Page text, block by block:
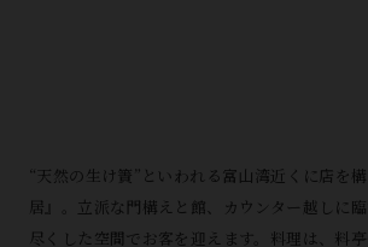
“天然の生け簀”といわれる富山湾近くに店を
居』。立派な門構えと館、カウンター越しに
尽くした空間でお客を迎えます。料理は、料